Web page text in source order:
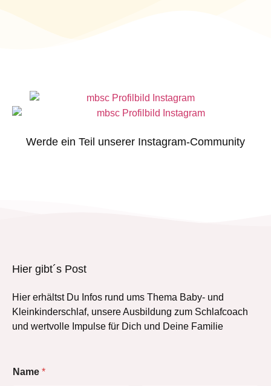
Werde ein Teil unserer Instagram-Community
Hier gibt´s Post
Hier erhältst Du Infos rund ums Thema Baby- und
Kleinkinderschlaf, unsere Ausbildung zum Schlafcoach
und wertvolle Impulse für Dich und Deine Familie
Name *